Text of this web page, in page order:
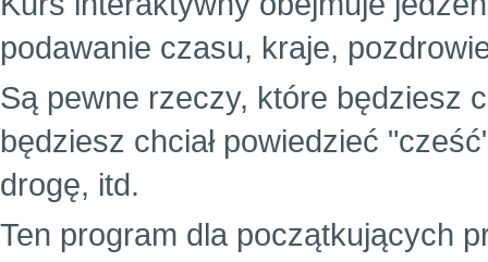
podawanie czasu, kraje,
Są pewne rzeczy, które będziesz
będziesz chciał powiedzieć
drogę, itd.
Ten program dla początkujących